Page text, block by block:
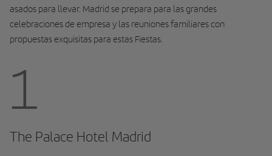
asados para llevar. Madrid se prepara para las grandes
celebraciones de empresa y las reuniones familiares con
propuestas exquisitas para estas Fiestas.
1
The Palace Hotel Madrid